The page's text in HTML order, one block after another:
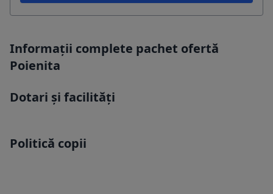
Informații complete pachet ofertă
Poienita
Dotari și facilități
Politică copii